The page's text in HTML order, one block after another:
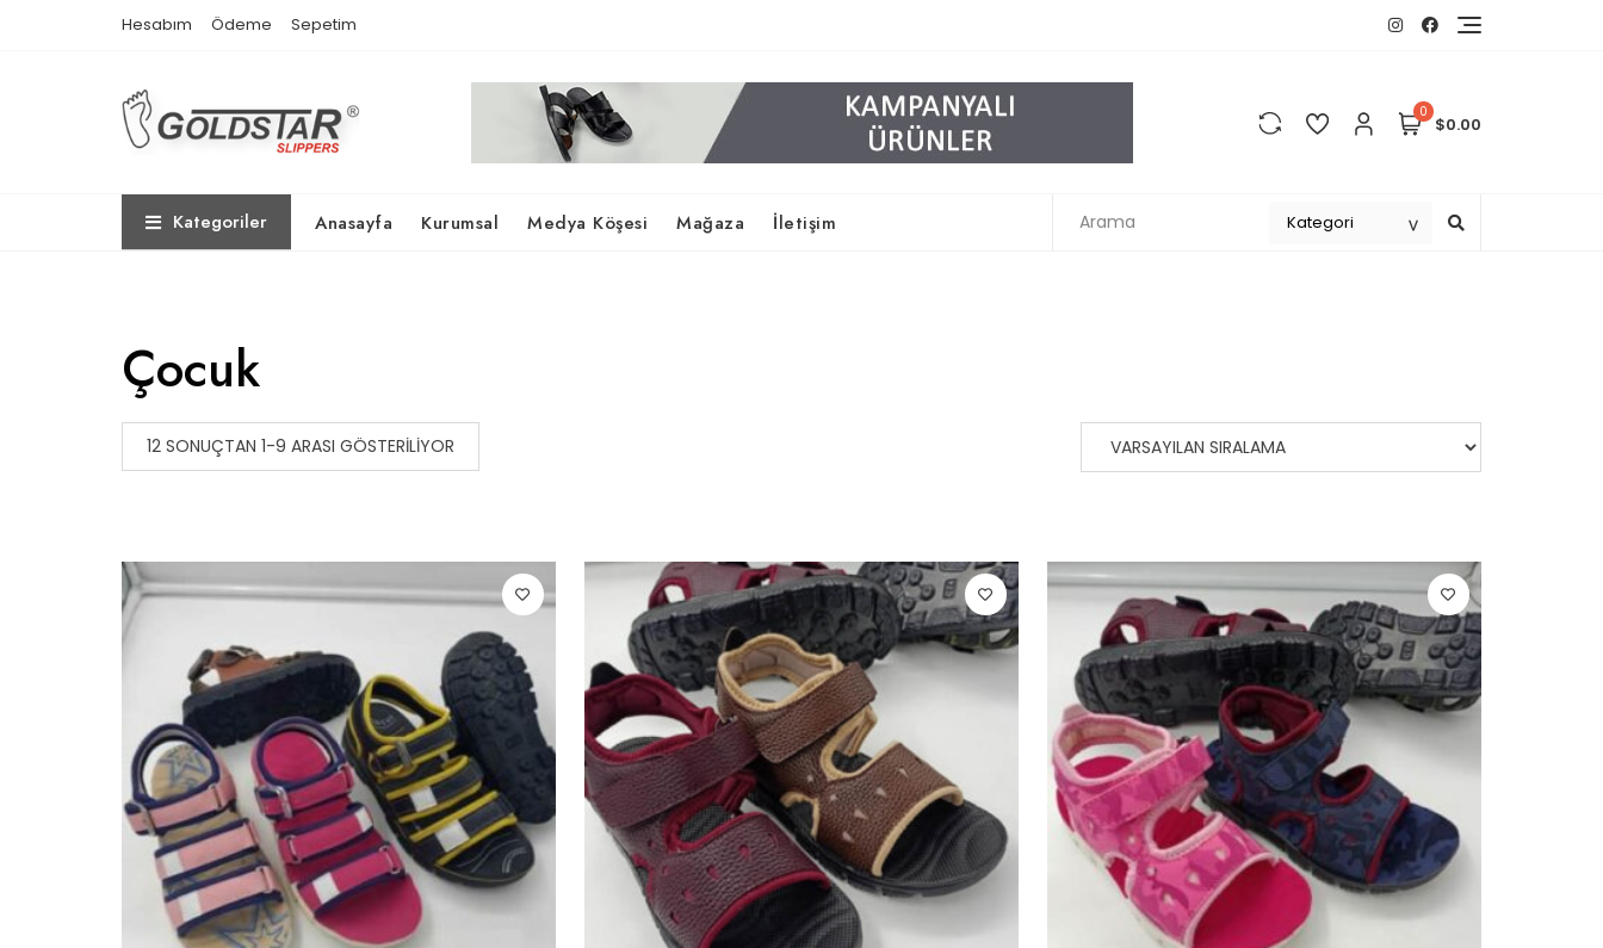
Hesabım Ödeme Sepetim
0
$0.00
Kategoriler Anasayfa Kurumsal Medya Köşesi Mağaza İletişim
Çocuk
12 SONUÇTAN 1-9 ARASI GÖSTERILIYOR